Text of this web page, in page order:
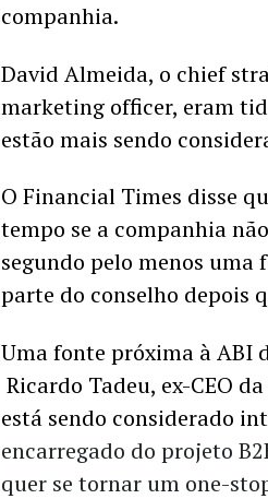
companhia.
David Almeida, o chief
marketing officer, eram
estão mais sendo
O Financial Times disse
tempo se a companhia
segundo pelo menos uma
parte do conselho depois
Uma fonte próxima à ABI
Ricardo Tadeu, ex-CEO
está sendo considerado
encarregado do projeto
quer se tornar um one-